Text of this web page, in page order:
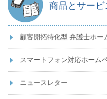
商品とサービ
顧客開拓特化型 弁護士ホー
スマートフォン対応ホーム
ニュースレター